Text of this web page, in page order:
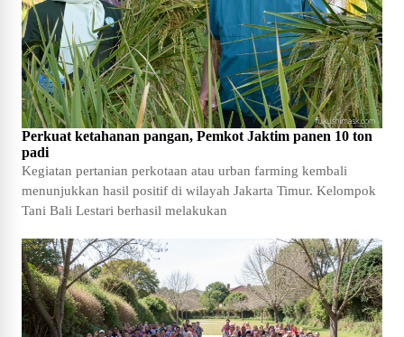
Perkuat ketahanan pangan, Pemkot Jaktim panen 10 ton
padi
Kegiatan pertanian perkotaan atau urban farming kembali
menunjukkan hasil positif di wilayah Jakarta Timur. Kelompok
Tani Bali Lestari berhasil melakukan